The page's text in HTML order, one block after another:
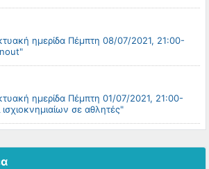
ημερίδα Πέμπτη 08/07/2021, 21:00-
ημερίδα Πέμπτη 01/07/2021, 21:00-
σε αθλητές"